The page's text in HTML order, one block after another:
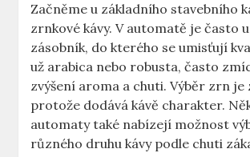
Začněme u základního stavebního
zrnkové kávy. V‌ automatě je často
zásobník, do ⁤kterého se umisťují
už⁣ arabica nebo robusta, často​
zvýšení aroma a⁤ chuti. Výběr ‍zrn je
protože dodává kávě charakter.
automaty také nabízejí ⁣možnost
různého druhu kávy podle chuti